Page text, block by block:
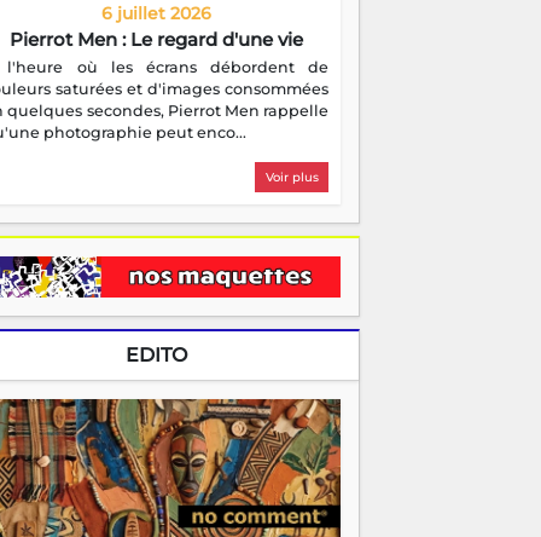
6 juillet 2026
Pierrot Men : Le regard d'une vie
l'heure où les écrans débordent de
saturées et d'images consommées
quelques secondes, Pierrot Men rappelle
photographie peut enco...
Voir plus
EDITO